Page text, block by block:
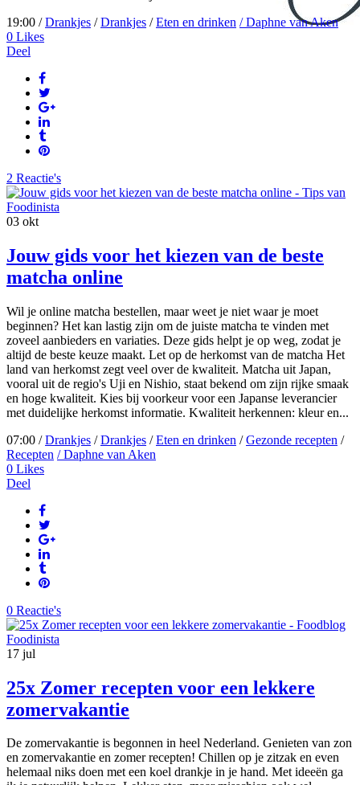
19:00 /Drankjes /Drankjes /Eten en drinken / Daphne van Aken
0 Likes
Deel
2 Reactie's
03 okt
Jouw gids voor het kiezen van de beste
matcha online
Wil je online matcha bestellen, maar weet je niet waar je moet
beginnen? Het kan lastig zijn om de juiste matcha te vinden met
zoveel aanbieders en variaties. Deze gids helpt je op weg, zodat je
altijd de beste keuze maakt. Let op de herkomst van de matcha Het
land van herkomst zegt veel over de kwaliteit. Matcha uit Japan,
vooral uit de regio's Uji en Nishio, staat bekend om zijn rijke smaak
en hoge kwaliteit. Kies bij voorkeur voor een Japanse leverancier
met duidelijke herkomst informatie. Kwaliteit herkennen: kleur en...
07:00 /Drankjes /Drankjes /Eten en drinken /Gezonde recepten /
Recepten / Daphne van Aken
0 Likes
Deel
0 Reactie's
17 jul
25x Zomer recepten voor een lekkere
zomervakantie
De zomervakantie is begonnen in heel Nederland. Genieten van zon
en zomervakantie en zomer recepten! Chillen op je zitzak en even
helemaal niks doen met een koel drankje in je hand. Met ideeën ga